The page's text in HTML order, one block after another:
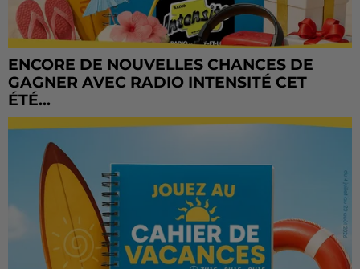
ENCORE DE NOUVELLES CHANCES DE
GAGNER AVEC RADIO INTENSITÉ CET
ÉTÉ...